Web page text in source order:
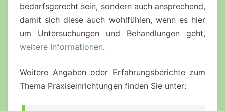
bedarfsgerecht sein, sondern auch ansprechend,
damit sich diese auch wohlfühlen, wenn es hier
um Untersuchungen und Behandlungen geht,
weitere Informationen.
Weitere Angaben oder Erfahrungsberichte zum
Thema Praxiseinrichtungen finden Sie unter: